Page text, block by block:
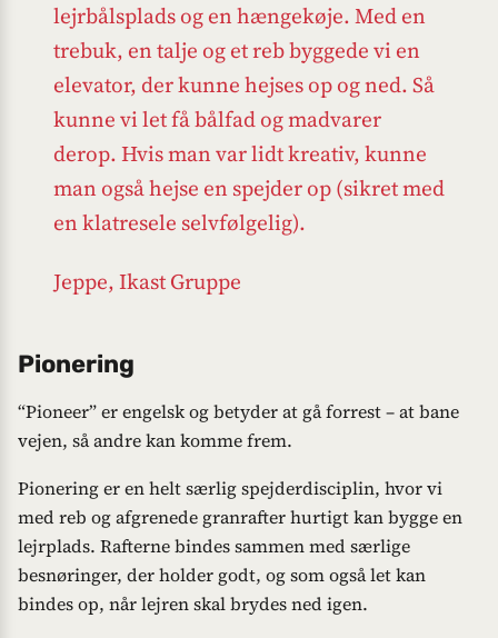
lejrbålsplads og en hængekøje. Med en
trebuk, en talje og et reb byggede vi en
elevator, der kunne hejses op og ned. Så
kunne vi let få bålfad og madvarer
derop. Hvis man var lidt kreativ, kunne
man også hejse en spejder op (sikret med
en klatresele selvfølgelig).
Jeppe, Ikast Gruppe
Pionering
“Pioneer” er engelsk og betyder at gå forrest – at bane
vejen, så andre kan komme frem.
Pionering er en helt særlig spejderdisciplin, hvor vi
med reb og afgrenede granrafter hurtigt kan bygge en
lejrplads. Rafterne bindes sammen med særlige
besnøringer, der holder godt, og som også let kan
bindes op, når lejren skal brydes ned igen.